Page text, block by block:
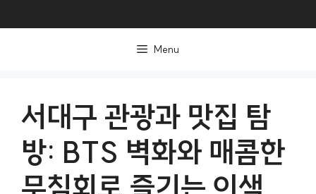
Menu
서대구 관광과 맛집 탐
방: BTS 벽화와 매콤한